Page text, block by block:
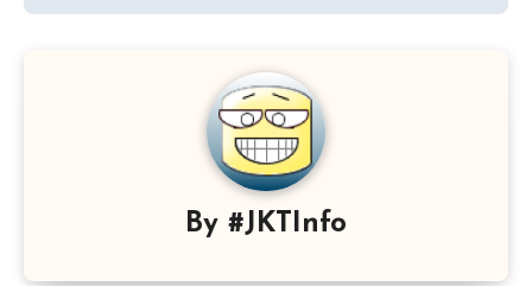
By #JKTInfo